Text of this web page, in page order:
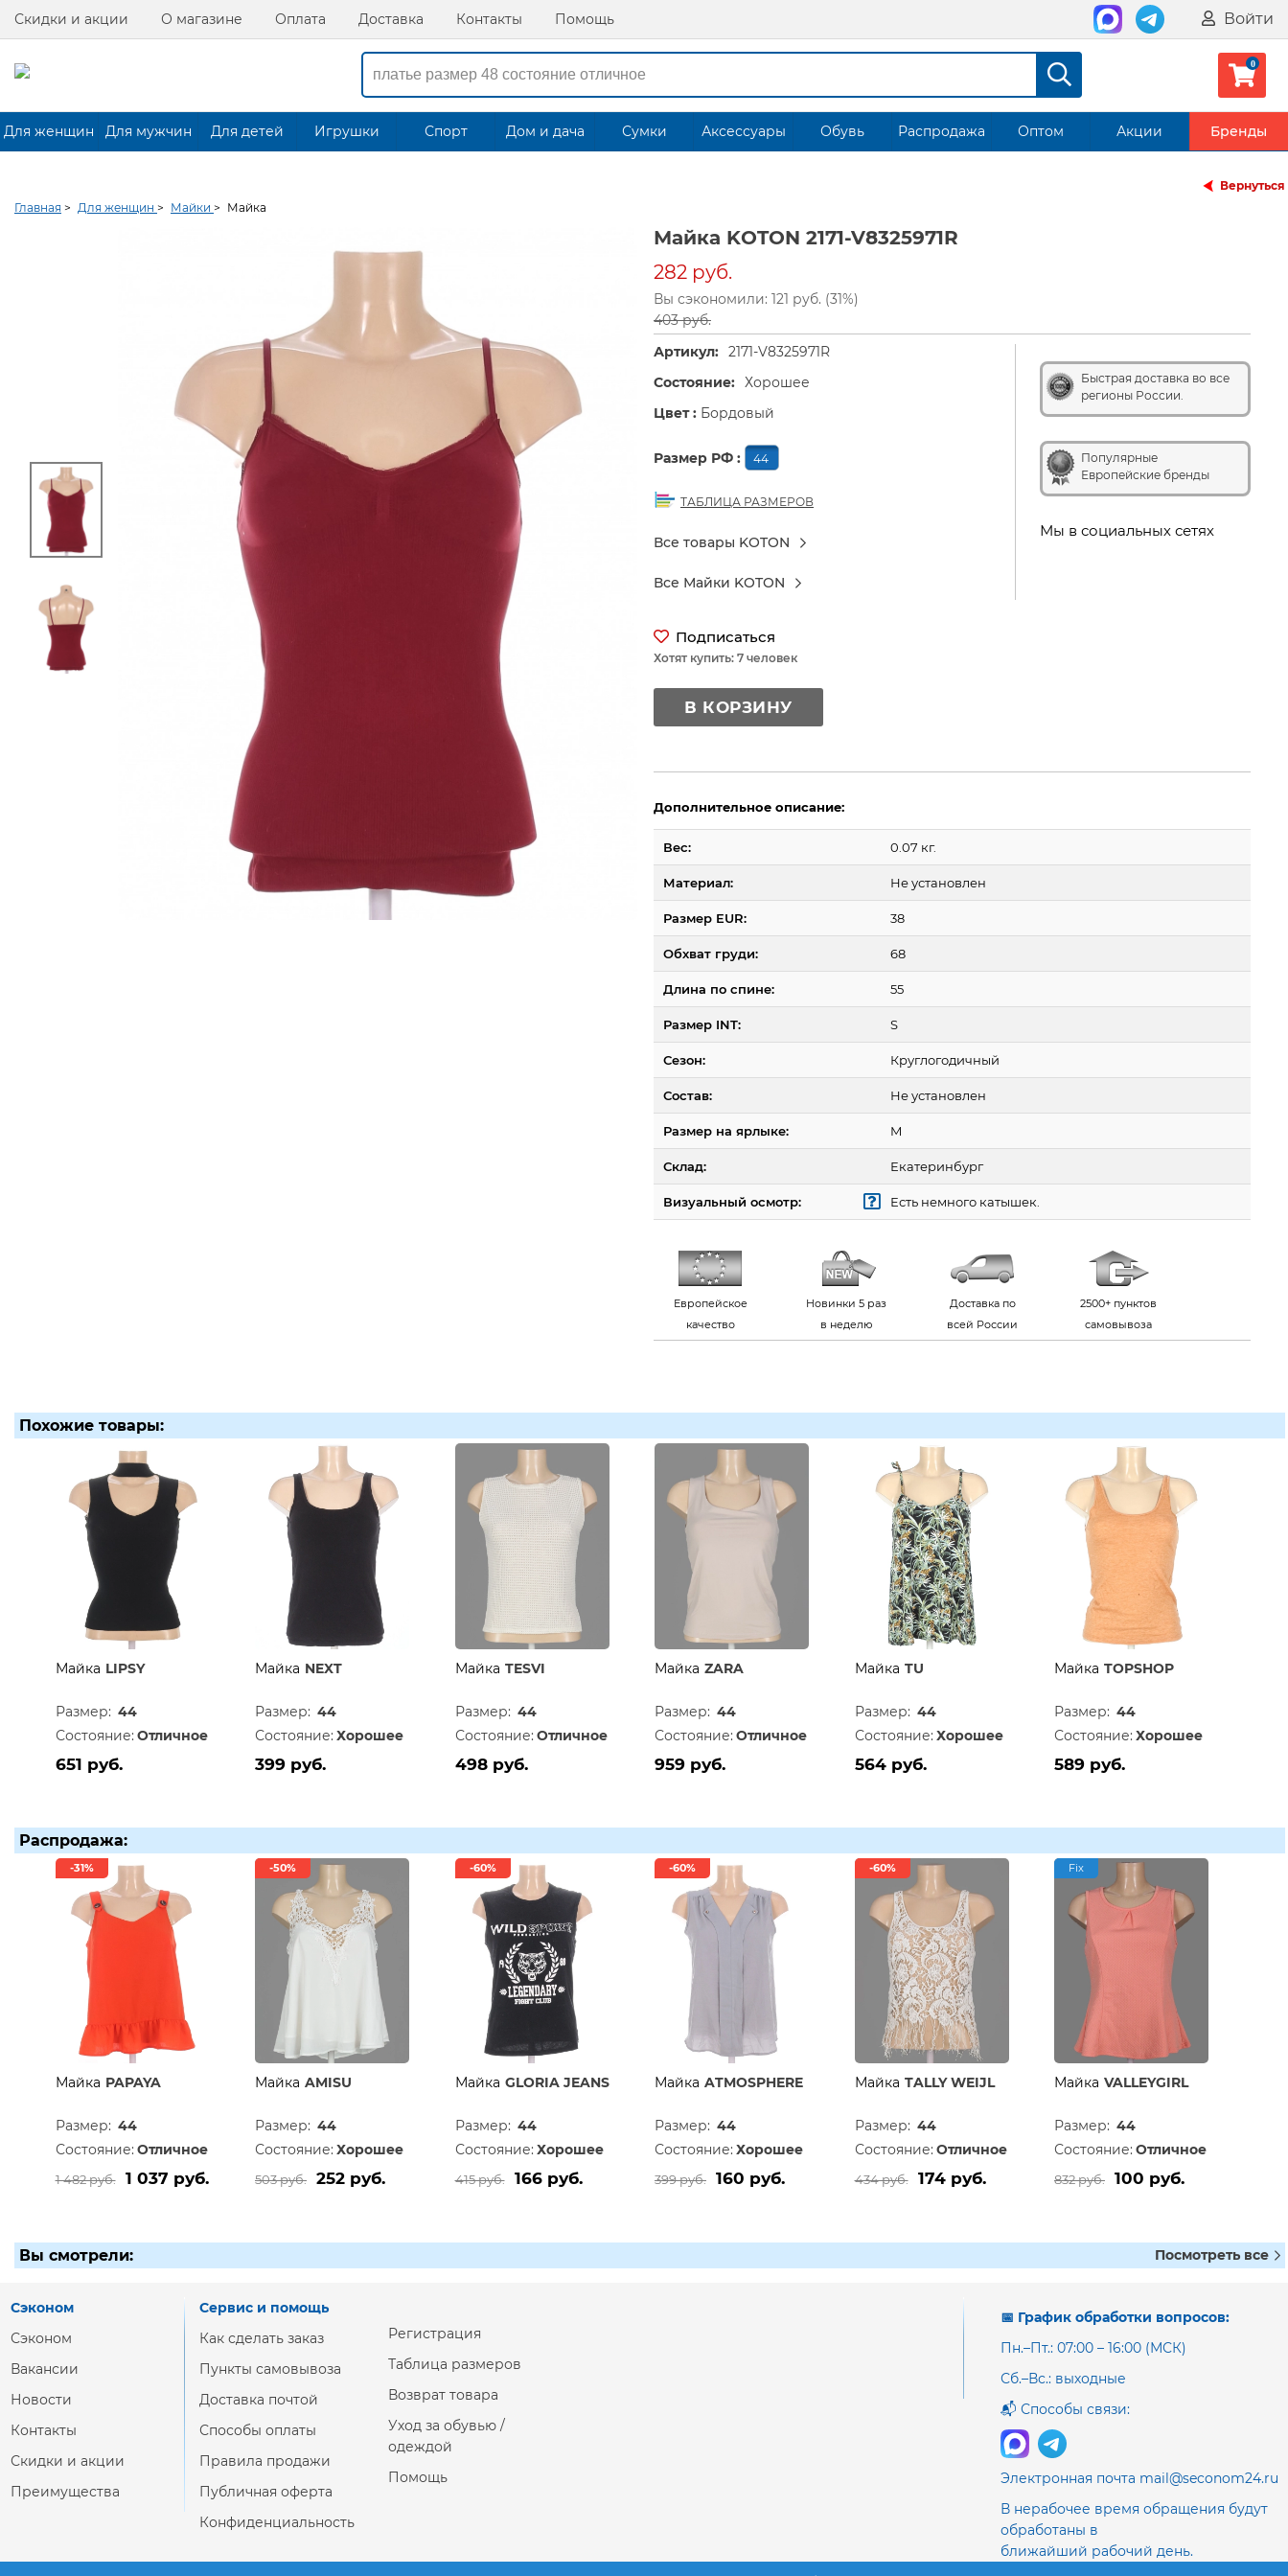
Скидки и акции О магазине Оплата Доставка Контакты Помощь Войти
Для женщин Для мужчин Для детей Игрушки Спорт Дом и дача Сумки Аксессуары Обувь Распродажа Оптом Акции Бренды
Вернуться
Главная > Для женщин > Майки > Майка
Майка KOTON 2171-V8325971R
282 руб.
Вы сэкономили: 121 руб. (31%)
403 руб.
Быстрая доставка во все
регионы России.
Популярные
Европейские бренды
Мы в социальных сетях
Артикул: 2171-V8325971R
Состояние: Хорошее
Цвет : Бордовый
Размер РФ : 44
ТАБЛИЦА РАЗМЕРОВ
Все товары KOTON
Все Майки KOTON
Подписаться
Хотят купить: 7 человек
В КОРЗИНУ
Дополнительное описание:
Вес: 0.07 кг.
Материал: Не установлен
Размер EUR: 38
Обхват груди: 68
Длина по спине: 55
Размер INT: S
Сезон: Круглогодичный
Состав: Не установлен
Размер на ярлыке: M
Склад: Екатеринбург
Визуальный осмотр: Есть немного катышек.
Европейское
качество
Новинки 5 раз
в неделю
Доставка по
всей России
2500+ пунктов
самовывоза
Похожие товары:
Майка LIPSY
Размер: 44
Состояние: Отличное
651 руб.
Майка NEXT
Размер: 44
Состояние: Хорошее
399 руб.
Майка TESVI
Размер: 44
Состояние: Отличное
498 руб.
Майка ZARA
Размер: 44
Состояние: Отличное
959 руб.
Майка TU
Размер: 44
Состояние: Хорошее
564 руб.
Майка TOPSHOP
Размер: 44
Состояние: Хорошее
589 руб.
Распродажа:
-31%
Майка PAPAYA
Размер: 44
Состояние: Отличное
1 482 руб. 1 037 руб.
-50%
Майка AMISU
Размер: 44
Состояние: Хорошее
503 руб. 252 руб.
-60%
Майка GLORIA JEANS
Размер: 44
Состояние: Хорошее
415 руб. 166 руб.
-60%
Майка ATMOSPHERE
Размер: 44
Состояние: Хорошее
399 руб. 160 руб.
-60%
Майка TALLY WEIJL
Размер: 44
Состояние: Отличное
434 руб. 174 руб.
Fix
Майка VALLEYGIRL
Размер: 44
Состояние: Отличное
832 руб. 100 руб.
Вы смотрели: Посмотреть все
📅 График обработки вопросов:
Пн.–Пт.: 07:00 – 16:00 (МСК)
Сб.–Вс.: выходные
📬 Способы связи:
Электронная почта mail@seconom24.ru
В нерабочее время обращения будут
обработаны в
ближайший рабочий день.
Сэконом
Сэконом
Вакансии
Новости
Контакты
Скидки и акции
Преимущества
Сервис и помощь
Как сделать заказ
Пункты самовывоза
Доставка почтой
Способы оплаты
Правила продажи
Публичная оферта
Конфиденциальность
Регистрация
Таблица размеров
Возврат товара
Уход за обувью /
одеждой
Помощь